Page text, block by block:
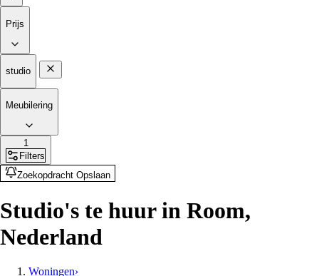
Prijs
studio
Meubilering
1
Filters
Zoekopdracht Opslaan
Studio's te huur in Room,
Nederland
Woningen›